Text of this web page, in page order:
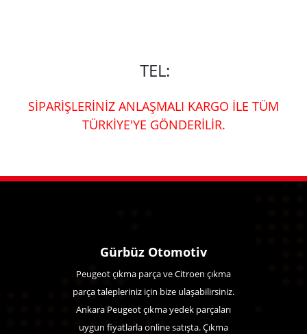
TEL:
SİPARİŞLERİNİZ ANLAŞMALI KARGO İLE TÜM
TÜRKİYE'YE GÖNDERİLİR.
Gürbüz Otomotiv
Peugeot çıkma parça ve Citroen çıkma
parça talepleriniz için bize ulaşabilirsiniz.
Ankara Peugeot çıkma yedek parçaları
uygun fiyatlarla online satışta. Çıkma